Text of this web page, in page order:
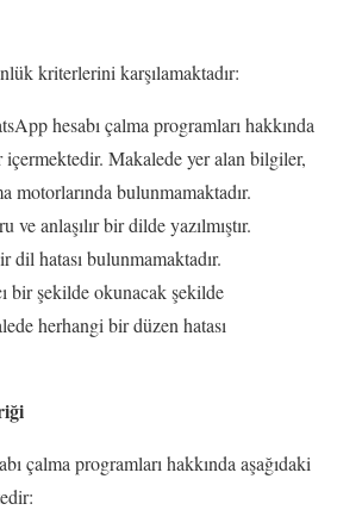
kriterlerini karşılamaktadır:
hesabı çalma programları hakkında
Makalede yer alan bilgiler,
motorlarında bulunmamaktadır.
ve anlaşılır bir dilde yazılmıştır.
dil hatası bulunmamaktadır.
bir şekilde okunacak şekilde
herhangi bir düzen hatası
çalma programları hakkında aşağıdaki